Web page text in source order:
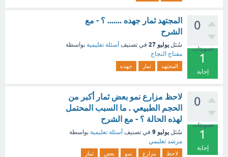
0
تصويتات
1
إجابة
المجتهد ثمار جهده ....... ؟ - مع
الشرح
سُئل يوليو 27 في تصنيف أسئلة تعليمية بواسطة
مفتاح النجاح
المجتهد ثمار جهده
0
تصويتات
1
إجابة
لاحظ مزارع نمو بعض ثمار أكبر من
الحجم الطبيعي . ما السبب المحتمل
لهذه الحالة ؟ - مع الشرح
سُئل يوليو 9 في تصنيف أسئلة تعليمية بواسطة
مرشد تعليمي
لاحظ مزارع نمو بعض
ثمار